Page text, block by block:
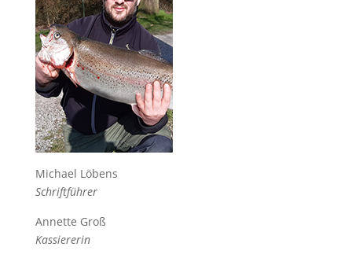
Michael Löbens
Schriftführer
Annette Groß
Kassiererin